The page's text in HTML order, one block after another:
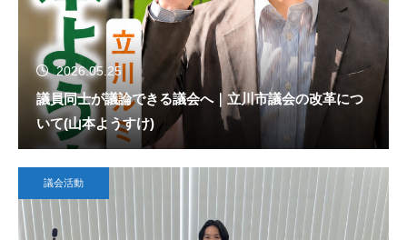
2026.05.25
議員同士が議論できる議会へ｜立川市議会の改革につ
いて(山本ようすけ)
議会活動